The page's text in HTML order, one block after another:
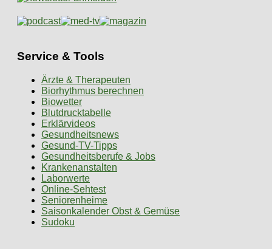
Service & Tools
Ärzte & Therapeuten
Biorhythmus berechnen
Biowetter
Blutdrucktabelle
Erklärvideos
Gesundheitsnews
Gesund-TV-Tipps
Gesundheitsberufe & Jobs
Krankenanstalten
Laborwerte
Online-Sehtest
Seniorenheime
Saisonkalender Obst & Gemüse
Sudoku